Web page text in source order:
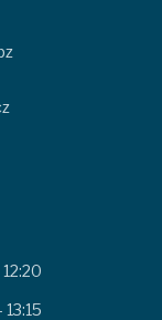
12:20
13:15